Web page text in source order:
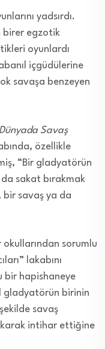
yadsırdı.
birer egzotik
oyunlardı
içgüdülerine
savaşa benzeyen
Savaş
özellikle
“Bir gladyatörün
sakat bırakmak
bir savaş ya da
sorumlu
lakabını
bir hapishaneye
gladyatörün birinin
savaş
intihar ettiğine